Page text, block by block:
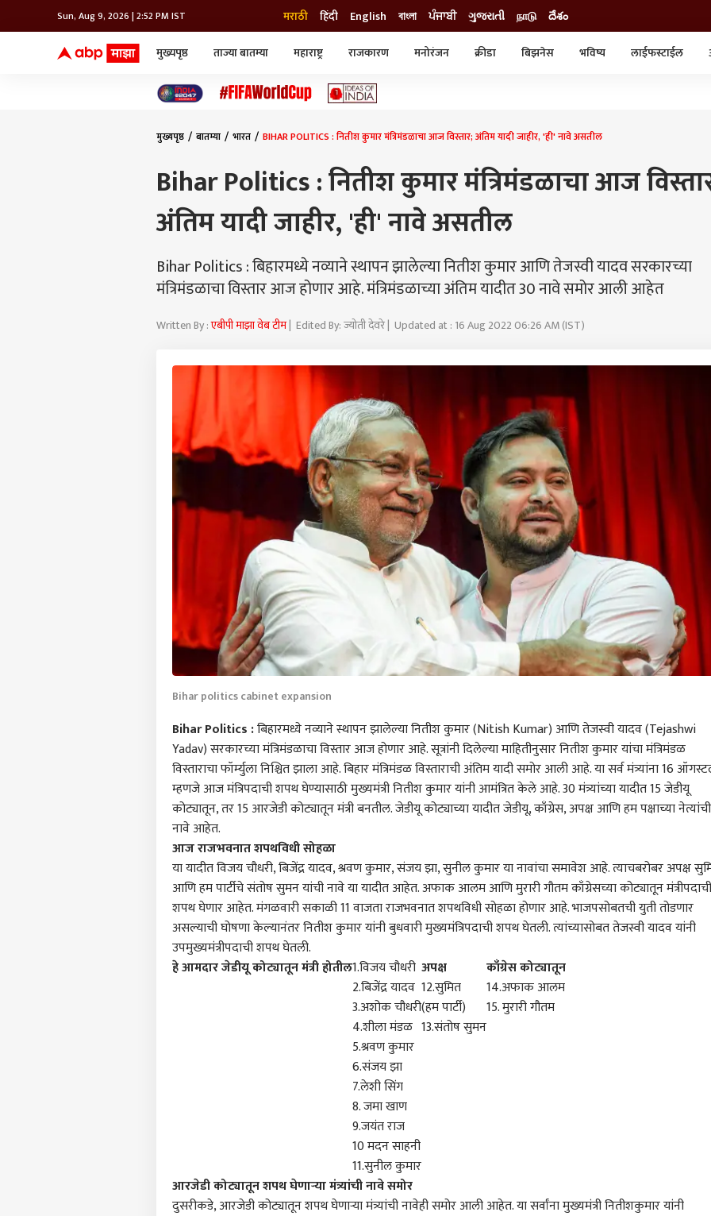
Sun, Aug 9, 2026 | 2:52 PM IST मराठी हिंदी English বাংলা ਪੰਜਾਬੀ ગુજરાતી நாடு దేశం
मुख्यपृष्ठ ताज्या बातम्या महाराष्ट्र राजकारण मनोरंजन क्रीडा बिझनेस भविष्य लाईफस्टाईल
मुख्यपृष्ठ बातम्या भारत BIHAR POLITICS : नितीश कुमार मंत्रिमंडळाचा आज विस्तार; अंतिम यादी जाहीर, 'ही' नावे असतील
Bihar Politics : नितीश कुमार मंत्रिमंडळाचा आज
अंतिम यादी जाहीर, 'ही' नावे असतील
Bihar Politics : बिहारमध्ये नव्याने स्थापन झालेल्या नितीश कुमार आणि तेजस्वी यादव सरकारच्या
मंत्रिमंडळाचा विस्तार आज होणार आहे. मंत्रिमंडळाच्या अंतिम यादीत 30 नावे समोर आली आहेत
Written By :एबीपी माझा वेब टीम| Edited By: ज्योती देवरे | Updated at : 16 Aug 2022 06:26 AM (IST)
Bihar politics cabinet expansion
Bihar Politics :बिहारमध्ये नव्याने स्थापन झालेल्या नितीश कुमार (Nitish Kumar) आणि तेजस्वी यादव (Tejashwi
Yadav) सरकारच्या मंत्रिमंडळाचा विस्तार आज होणार आहे. सूत्रांनी दिलेल्या माहितीनुसार नितीश कुमार यांचा मंत्रिमंडळ
विस्ताराचा फॉर्म्युला निश्चित झाला आहे. बिहार मंत्रिमंडळ विस्ताराची अंतिम यादी समोर आली आहे. या सर्व मंत्र्यांना 16
म्हणजे आज मंत्रिपदाची शपथ घेण्यासाठी मुख्यमंत्री नितीश कुमार यांनी आमंत्रित केले आहे. 30 मंत्र्यांच्या यादीत 15 जेडीयू
कोट्यातून, तर 15 आरजेडी कोट्यातून मंत्री बनतील. जेडीयू कोट्याच्या यादीत जेडीयू, काँग्रेस, अपक्ष आणि हम पक्षाच्या नेत्यांची
नावे आहेत.
आज राजभवनात शपथविधी सोहळा
या यादीत विजय चौधरी, बिजेंद्र यादव, श्रवण कुमार, संजय झा, सुनील कुमार या नावांचा समावेश आहे. त्याचबरोबर अपक्ष
आणि हम पार्टीचे संतोष सुमन यांची नावे या यादीत आहेत. अफाक आलम आणि मुरारी गौतम काँग्रेसच्या कोट्यातून मंत्रीपदाची
शपथ घेणार आहेत. मंगळवारी सकाळी 11 वाजता राजभवनात शपथविधी सोहळा होणार आहे. भाजपसोबतची युती तोडणार
असल्याची घोषणा केल्यानंतर नितीश कुमार यांनी बुधवारी मुख्यमंत्रिपदाची शपथ घेतली. त्यांच्यासोबत तेजस्वी यादव यांनी
उपमुख्यमंत्रीपदाची शपथ घेतली.
हे आमदार जेडीयू कोट्यातून मंत्री होतील1.विजय चौधरी
2.बिजेंद्र यादव
3.अशोक चौधरी
4.शीला मंडळ
5.श्रवण कुमार
6.संजय झा
7.लेशी सिंग
8. जमा खाण
9.जयंत राज
10 मदन साहनी
11.सुनील कुमार
अपक्ष
12.सुमित
(हम पार्टी)
13.संतोष सुमन
काँग्रेस कोट्यातून
14.अफाक आलम
15. मुरारी गौतम
आरजेडी कोट्यातून शपथ घेणार्‍या मंत्र्यांची नावे समोर
दुसरीकडे, आरजेडी कोट्यातून शपथ घेणार्‍या मंत्र्यांची नावेही समोर आली आहेत. या सर्वांना मुख्यमंत्री नितीशकुमार यांनी
पर्सनल कॉर्नर